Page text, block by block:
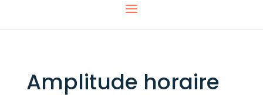
Amplitude horaire